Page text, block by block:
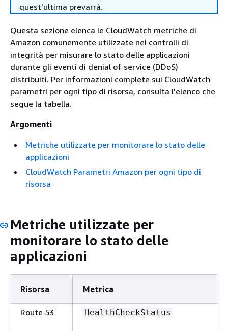
quest'ultima prevarrà.
Questa sezione elenca le CloudWatch metriche di
Amazon comunemente utilizzate nei controlli di
integrità per misurare lo stato delle applicazioni
durante gli eventi di denial of service (DDoS)
distribuiti. Per informazioni complete sui CloudWatch
parametri per ogni tipo di risorsa, consulta l'elenco che
segue la tabella.
Argomenti
Metriche utilizzate per monitorare lo stato delle
applicazioni
CloudWatch Parametri Amazon per ogni tipo di
risorsa
Metriche utilizzate per
monitorare lo stato delle
applicazioni
Risorsa Metrica
Route 53 HealthCheckStatus